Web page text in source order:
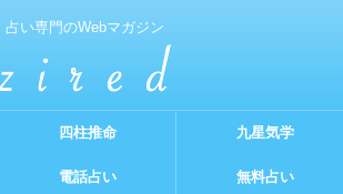
占い専門のWebマガジン
四柱推命 九星気学
電話占い 無料占い